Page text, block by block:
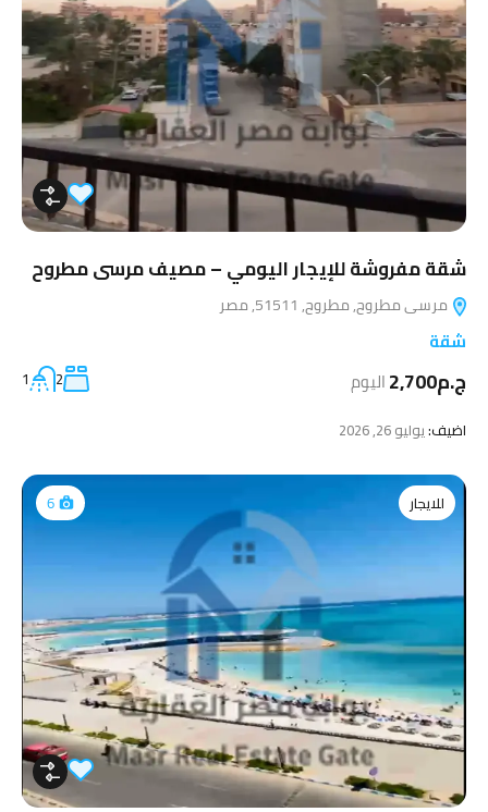
شقة مفروشة للإيجار اليومي – مصيف مرسى مطروح
مرسى مطروح, مطروح, 51511, مصر
شقة
ج.م2,700 اليوم 2
1
اضيف:يوليو 26, 2026
للايجار 6